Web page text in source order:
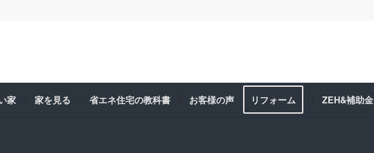
家 家を見る 省エネ住宅の教科書 お客様の声 リフォーム ZEH&補助金